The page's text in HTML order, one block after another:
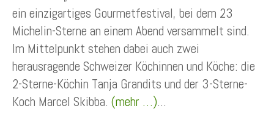
ein einzigartiges Gourmetfestival, bei dem 23
Michelin-Sterne an einem Abend versammelt sind.
Im Mittelpunkt stehen dabei auch zwei
herausragende Schweizer Köchinnen und Köche: die
2-Sterne-Köchin Tanja Grandits und der 3-Sterne-
Koch Marcel Skibba. (mehr …)...